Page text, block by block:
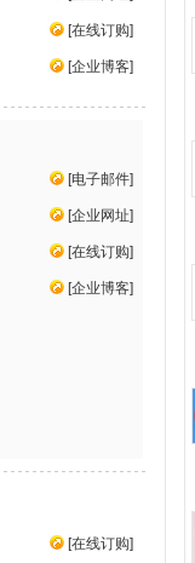
[在线订购]
[企业博客]
[电子邮件]
[企业网址]
[在线订购]
[企业博客]
[在线订购]